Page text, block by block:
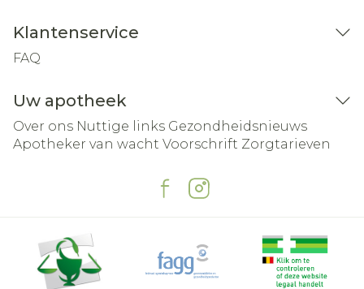
Klantenservice
FAQ
Uw apotheek
Over ons Nuttige links Gezondheidsnieuws
Apotheker van wacht Voorschrift Zorgtarieven